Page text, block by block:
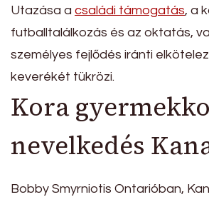
Utazása a családi támogatás, a
futballtalálkozás és az oktatás,
személyes fejlődés iránti
keverékét tükrözi.
Kora
nevelkedés
Bobby Smyrniotis Ontarióban,